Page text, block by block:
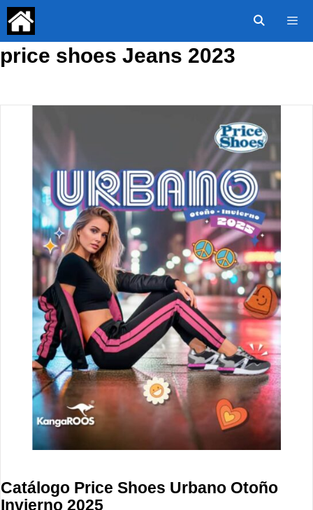
Saltar
contenido
price shoes Jeans 2023
Catálogo Price Shoes Urbano Otoño
Invierno 2025